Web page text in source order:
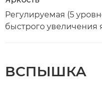
Регулируемая (5
быстрого увеличения
ВСПЫШКА